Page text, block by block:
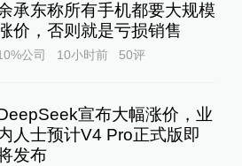
承东称所有手机都要大规模
价，否则就是亏损销售
公司 10小时前 50评
宣布大幅涨价，业
人士预计V4 Pro正式版即
发布